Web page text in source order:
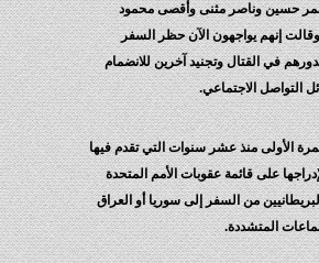
حسين وناصر مثنى وأقصى محمود
إنهم يواجهون الآن حظر السفر
في القتال وتجنيد آخرين للانضمام
التواصل الاجتماعي.
الأولى منذ عشر سنوات التي تقدم فيها
على قائمة عقوبات الأمم المتحدة
من السفر إلى سوريا أو العراق
المتشددة.